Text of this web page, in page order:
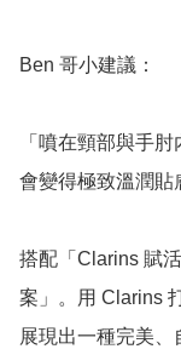
Ben 哥小建議：
「噴在頸部與手
會變得極致溫潤貼
搭配「Clarins 賦
案」。用 Clarins
展現出一種完美、